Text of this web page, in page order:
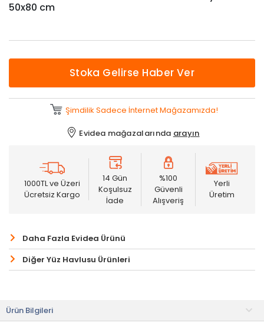
50x80 cm
Stoka Gelirse Haber Ver
Şimdilik Sadece İnternet Mağazamızda!
Evidea mağazalarında arayın
1000TL ve Üzeri
Ücretsiz Kargo
14 Gün
Koşulsuz
İade
%100
Güvenli
Alışveriş
Yerli
Üretim
Daha Fazla Evidea Ürünü
Diğer Yüz Havlusu Ürünleri
Ürün Bilgileri